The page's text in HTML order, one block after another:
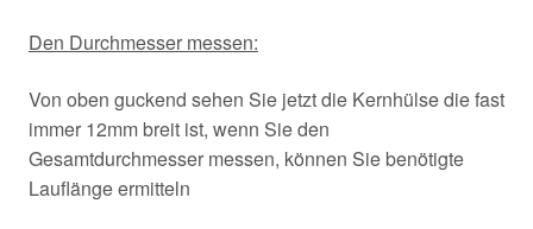
Den Durchmesser messen:
Von oben guckend sehen Sie jetzt die Kernhülse die fast
immer 12mm breit ist, wenn Sie den
Gesamtdurchmesser messen, können Sie benötigte
Lauflänge ermitteln